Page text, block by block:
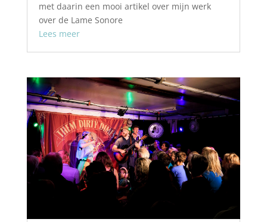
met daarin een mooi artikel over mijn werk
over de Lame Sonore
Lees meer